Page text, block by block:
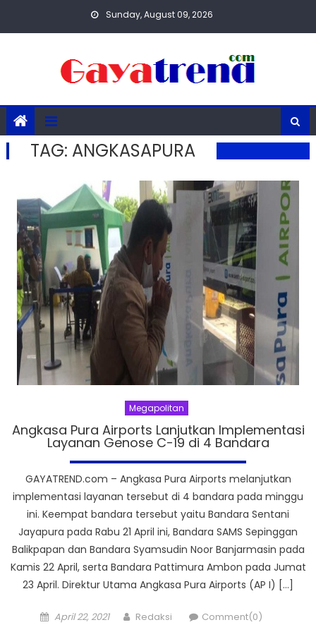
Sunday, August 09, 2026
TAG: ANGKASAPURA
Megapolitan
Angkasa Pura Airports Lanjutkan Implementasi
Layanan Genose C-19 di 4 Bandara
GAYATREND.com – Angkasa Pura Airports melanjutkan
implementasi layanan tersebut di 4 bandara pada minggu
ini. Keempat bandara tersebut yaitu Bandara Sentani
Jayapura pada Rabu 21 April ini, Bandara SAMS Sepinggan
Balikpapan dan Bandara Syamsudin Noor Banjarmasin pada
Kamis 22 April, serta Bandara Pattimura Ambon pada Jumat
23 April. Direktur Utama Angkasa Pura Airports (AP I) […]
Posted
April 22, 2021 Author
Redaksi Comment(0)